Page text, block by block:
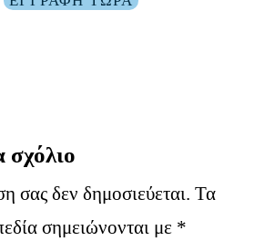
σας δεν δημοσιεύεται. Τα
σημειώνονται με *